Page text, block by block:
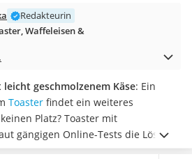
Redakteurin
Waffeleisen &
leicht geschmolzenem Käse: Ein
Toaster findet ein weiteres
Platz? Toaster mit
gängigen Online-Tests die Lösung.
mit speziellen Zangen.Neben einem